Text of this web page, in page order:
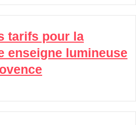
tarifs pour la
enseigne lumineuse